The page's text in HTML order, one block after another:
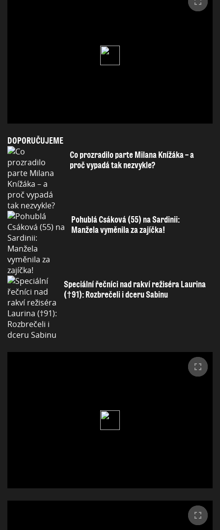
DOPORUČUJEME
Co prozradilo parte Milana Knížáka – a
proč vypadá tak nezvykle?
Pohublá Csáková (55) na Sardinii:
Manžela vyměnila za zajíčka!
Speciální řečníci nad rakví režiséra Laurina
(†91): Rozbrečeli i dceru Sabinu